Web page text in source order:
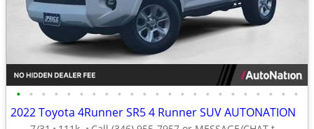
• • • • • • • • • • • • • • • • • • • • • • •
2022 Toyota 4Runner SR5 4 Runner SUV AUTONATION